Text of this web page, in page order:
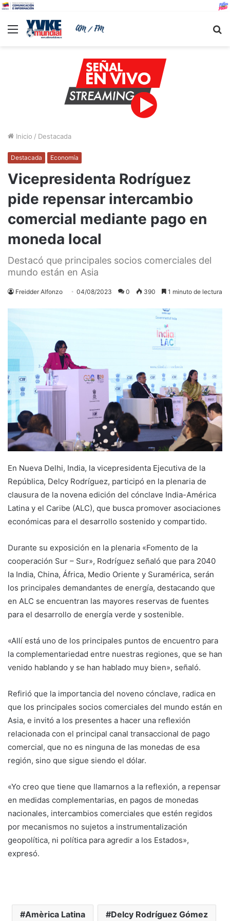
Menu
Inicio / Destacada
Destacada Economía
Vicepresidenta Rodríguez
pide repensar intercambio
comercial mediante pago en
moneda local
Destacó que principales socios comerciales del
mundo están en Asia
Freidder Alfonzo 04/08/2023 0 390 1 minuto de lectura
En Nueva Delhi, India, la vicepresidenta Ejecutiva de la
República, Delcy Rodríguez, participó en la plenaria de
clausura de la novena edición del cónclave India-América
Latina y el Caribe (ALC), que busca promover asociaciones
económicas para el desarrollo sostenido y compartido.
Durante su exposición en la plenaria «Fomento de la
cooperación Sur – Sur», Rodríguez señaló que para 2040
la India, China, África, Medio Oriente y Suramérica, serán
los principales demandantes de energía, destacando que
en ALC se encuentran las mayores reservas de fuentes
para el desarrollo de energía verde y sostenible.
«Allí está uno de los principales puntos de encuentro para
la complementariedad entre nuestras regiones, que se han
venido hablando y se han hablado muy bien», señaló.
Refirió que la importancia del noveno cónclave, radica en
que los principales socios comerciales del mundo están en
Asia, e invitó a los presentes a hacer una reflexión
relacionada con el principal canal transaccional de pago
comercial, que no es ninguna de las monedas de esa
región, sino que sigue siendo el dólar.
«Yo creo que tiene que llamarnos a la reflexión, a repensar
en medidas complementarias, en pagos de monedas
nacionales, intercambios comerciales que estén regidos
por mecanismos no sujetos a instrumentalización
geopolítica, ni política para agredir a los Estados»,
expresó.
Amèrica Latina Delcy Rodríguez Gómez